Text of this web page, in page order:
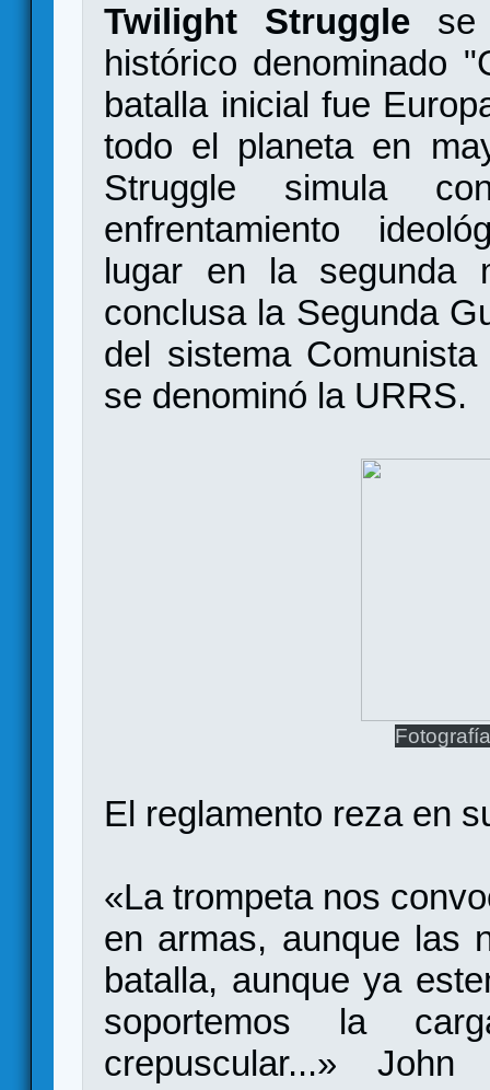
Twilight Struggle se
histórico denominado
batalla inicial fue
todo el planeta en
Struggle simula
enfrentamiento
lugar en la segunda
conclusa la Segunda
del sistema
se denominó la URRS.
El reglamento reza en
«La trompeta nos
en armas, aunque las
batalla, aunque ya
soportemos la
crepuscular...»